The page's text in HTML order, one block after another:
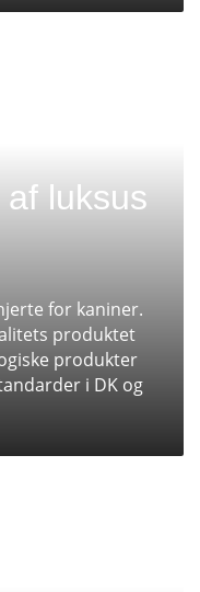
luksus
for kaniner.
produktet
produkter
i DK og